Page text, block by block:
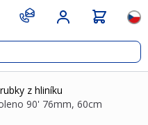
z hliníku
90' 76mm, 60cm